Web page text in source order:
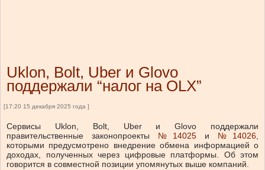
Uklon, Bolt, Uber и Glovo
поддержали “налог на OLX”
[17:20 15 декабря 2025 года ]
Сервисы Uklon, Bolt, Uber и Glovo поддержали
правительственные законопроекты
№14025 и №14026,
которыми предусмотрено внедрение обмена информацией о
доходах, полученных через цифровые платформы.
Об этом
говорится в совместной позиции упомянутых выше компаний.